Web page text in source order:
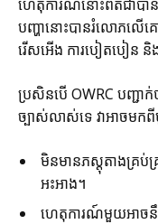
ហេតុការណ៍នោះពិតជាបា
បញ្ហានោះបានរំលោភលើ
រើសអើង ការបៀតបៀន
ប្រសិនបើ OWRC បញ្ជា
ច្បាស់លាស់ទេ វាអាចម
មិនមានភស្តុតាងគ្រប់គ្
អះអាង។
ហេតុការណ៍មួយអាចនឹ